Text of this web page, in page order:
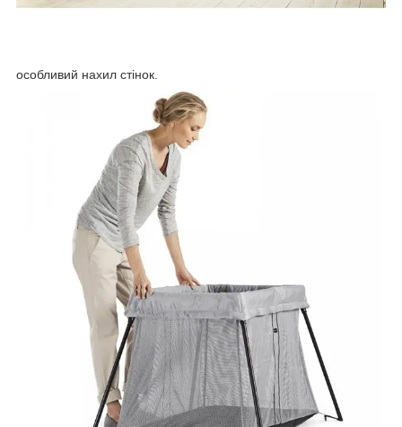
особливий нахил стінок.